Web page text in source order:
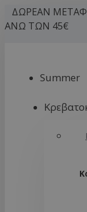
ΔΩΡΕΑΝ
ΑΝΩ ΤΩΝ 45€
Summer